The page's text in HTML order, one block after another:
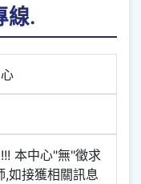
線.
本中心"無"徵求
如接獲相關訊息